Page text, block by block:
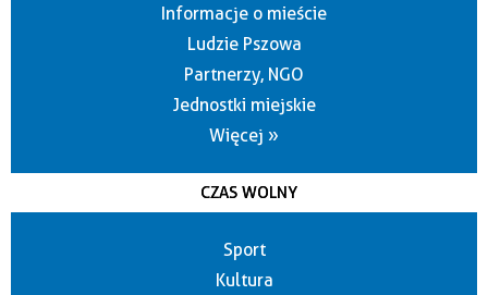
Informacje o mieście
Ludzie Pszowa
Partnerzy, NGO
Jednostki miejskie
Więcej »
CZAS WOLNY
Sport
Kultura